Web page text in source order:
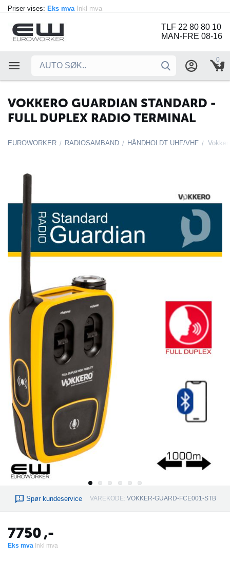
Priser vises: Eks mva Inkl mva
TLF 22 80 80 10
MAN-FRE 08-16
0
VOKKERO GUARDIAN STANDARD -
FULL DUPLEX RADIO TERMINAL
EUROWORKER / RADIOSAMBAND / HÅNDHOLDT UHF/VHF /
Spør kundeservice VAREKODE: VOKKER-GUARD-FCE001-STB
7750,-
Eks mva Inkl mva